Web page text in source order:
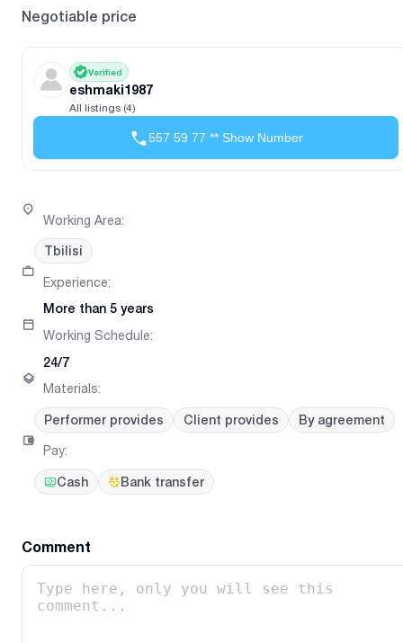
Negotiable price
Verified
eshmaki1987
All listings (4)
557 59 77 ** Show Number
Working Area:
Tbilisi
Experience:
More than 5 years
Working Schedule:
24/7
Materials:
Performer provides Client provides By agreement
Pay:
Cash Bank transfer
Comment